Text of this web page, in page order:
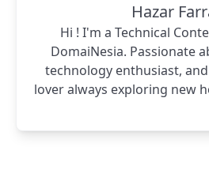
Hazar
Hi ! I'm a Technical
DomaiNesia. Passionate
technology enthusiast,
lover always exploring new